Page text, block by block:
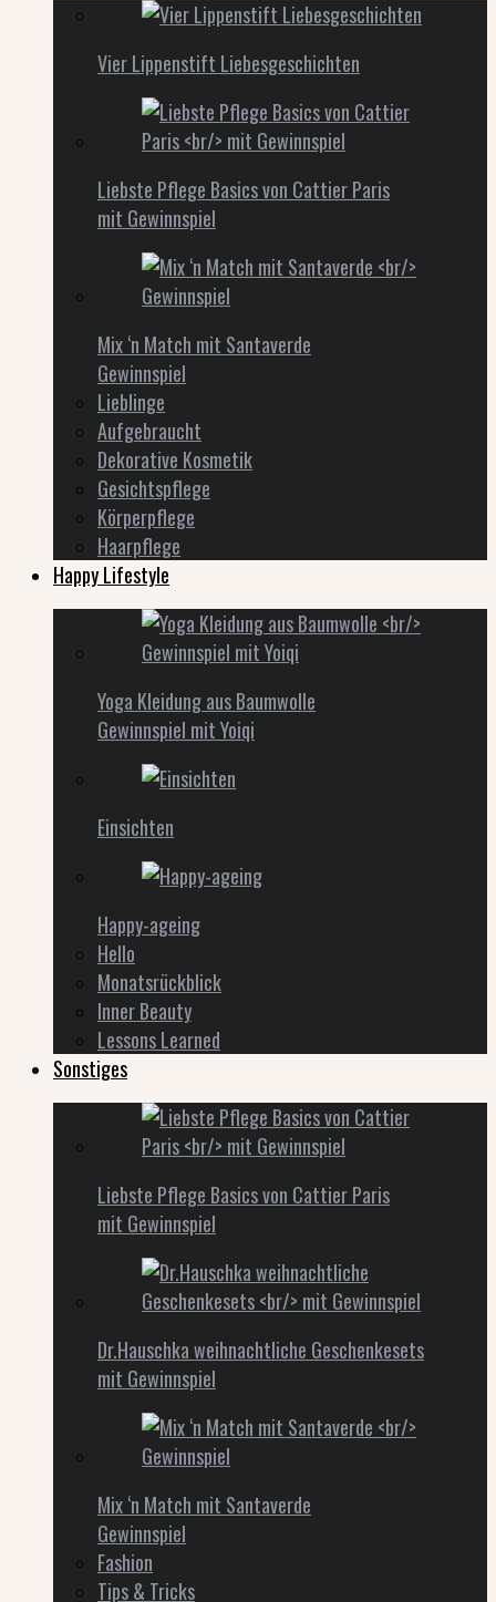
Vier Lippenstift Liebesgeschichten
Liebste Pflege Basics von Cattier Paris
mit Gewinnspiel
Mix ‘n Match mit Santaverde
Gewinnspiel
Lieblinge
Aufgebraucht
Dekorative Kosmetik
Gesichtspflege
Körperpflege
Haarpflege
Happy Lifestyle
Yoga Kleidung aus Baumwolle
Gewinnspiel mit Yoiqi
Einsichten
Happy-ageing
Hello
Monatsrückblick
Inner Beauty
Lessons Learned
Sonstiges
Liebste Pflege Basics von Cattier Paris
mit Gewinnspiel
Dr.Hauschka weihnachtliche Geschenkesets
mit Gewinnspiel
Mix ‘n Match mit Santaverde
Gewinnspiel
Fashion
Tips & Tricks